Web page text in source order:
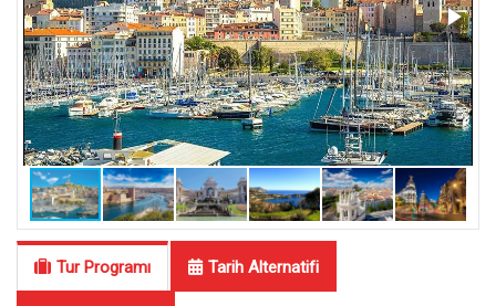
Tur Programı Tarih Alternatifi